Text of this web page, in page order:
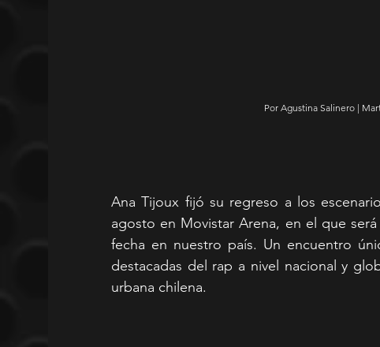
Por Agustina Salinero |
Ana Tijoux fijó su regreso a los
agosto en Movistar Arena, en el que
fecha en nuestro país. Un encuentro
destacadas del rap a nivel nacional y
urbana chilena.